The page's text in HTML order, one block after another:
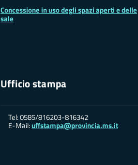
Concessione in uso degli spazi aperti e delle
sale
Ufficio stampa
Tel: 0585/816203-816342
E-Mail:uffstampa@provincia.ms.it